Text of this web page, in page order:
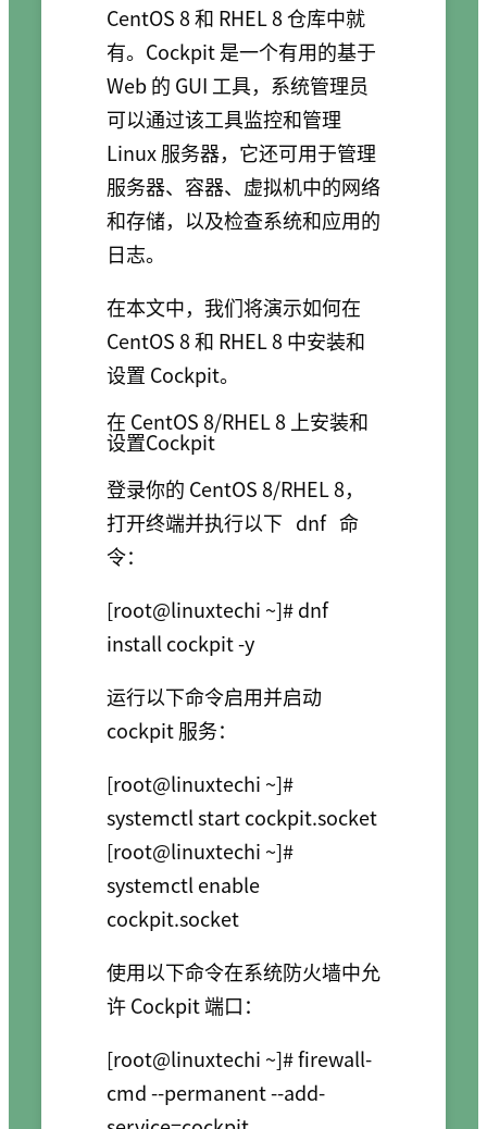
CentOS 8 和 RHEL 8 仓库中就
有。Cockpit 是一个有用的基于
Web 的 GUI 工具，系统管理员
可以通过该工具监控和管理
Linux 服务器，它还可用于管理
服务器、容器、虚拟机中的网络
和存储，以及检查系统和应用的
日志。
在本文中，我们将演示如何在
CentOS 8 和 RHEL 8 中安装和
设置 Cockpit。
在 CentOS 8/RHEL 8 上安装和
设置Cockpit
登录你的 CentOS 8/RHEL 8，
打开终端并执行以下 dnf 命
令：
[root@linuxtechi ~]# dnf
install cockpit -y
运行以下命令启用并启动
cockpit 服务：
[root@linuxtechi ~]#
systemctl start cockpit.socket
[root@linuxtechi ~]#
systemctl enable
cockpit.socket
使用以下命令在系统防火墙中允
许 Cockpit 端口：
[root@linuxtechi ~]# firewall-
cmd --permanent --add-